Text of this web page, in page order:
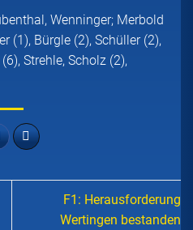
Wenninger; Merbold
(1), Bürgle (2), Schüller (2),
Strehle, Scholz (2),
F1: Herausforderung
Wertingen bestanden